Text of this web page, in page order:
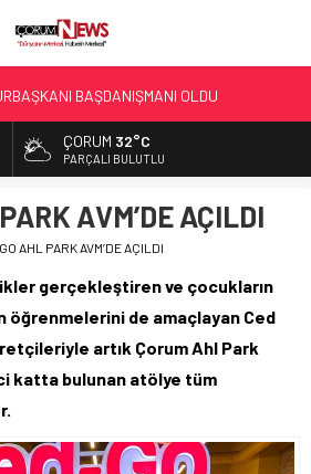
BAŞDANIŞMANI OLDU
SATIŞINA ONAY
CİNAYET!
ÇORUM 32°C
PARÇALI BULUTLU
AVM’DE AÇILDI
AHL PARK AVM’DE AÇILDI
gerçekleştiren ve çocukların
de amaçlayan Ced
artık Çorum Ahl Park
katta bulunan atölye tüm